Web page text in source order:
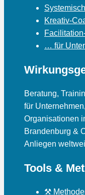
Kreativ-
… für
Beratung,
für
Organisationen
Brandenburg &
Anliegen
Tools &
⚒